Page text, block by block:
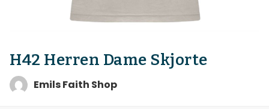
H42 Herren Dame Skjorte
Emils Faith Shop